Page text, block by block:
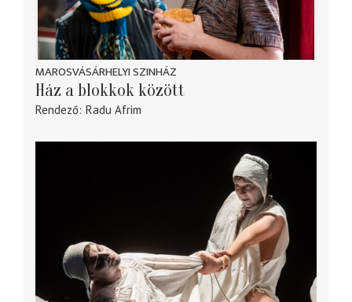
MAROSVÁSÁRHELYI SZINHÁZ
Ház a blokkok között
Rendező Radu Afrim